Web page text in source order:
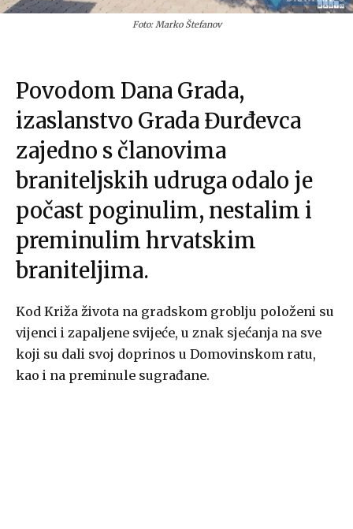
Foto: Marko Štefanov
Povodom Dana Grada,
izaslanstvo Grada Đurđevca
zajedno s članovima
braniteljskih udruga odalo je
počast poginulim, nestalim i
preminulim hrvatskim
braniteljima.
Kod Križa života na gradskom groblju položeni su
vijenci i zapaljene svijeće, u znak sjećanja na sve
koji su dali svoj doprinos u Domovinskom ratu,
kao i na preminule sugrađane.